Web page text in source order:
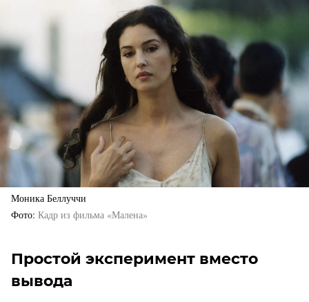
Моника Беллуччи
Фото Кадр из фильма «Малена»
Простой эксперимент вместо
вывода